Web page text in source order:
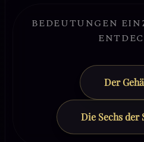
BEDEUTUNGEN
Der
Die Sechs der